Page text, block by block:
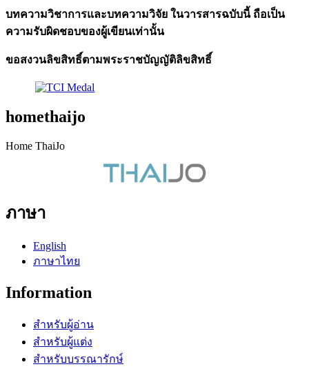
บทความวิชาการและบทความวิจัย ในวารสารฉบับนี้ ถือเป็น
ความรับผิดชอบของผู้เขียนเท่านั้น
ขอสงวนลิขสิทธิ์ตามพระราชบัญญัติลิขสิทธิ์
homethaijo
Home ThaiJo
ภาษา
English
ภาษาไทย
Information
สำหรับผู้อ่าน
สำหรับผู้แต่ง
สำหรับบรรณารักษ์